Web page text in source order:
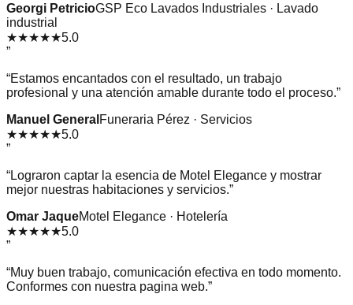
Georgi PetricioGSP Eco Lavados Industriales · Lavado
industrial
★★★★★5.0
”
“Estamos encantados con el resultado, un trabajo
profesional y una atención amable durante todo el proceso.”
Manuel General Funeraria Pérez · Servicios
★★★★★5.0
”
“Lograron captar la esencia de Motel Elegance y mostrar
mejor nuestras habitaciones y servicios.”
Omar JaqueMotel Elegance · Hotelería
★★★★★5.0
”
“Muy buen trabajo, comunicación efectiva en todo momento.
Conformes con nuestra pagina web.”